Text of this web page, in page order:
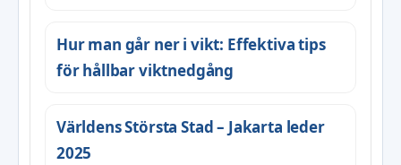
Hur man går ner i vikt: Effektiva tips
för hållbar viktnedgång
Världens Största Stad – Jakarta leder
2025